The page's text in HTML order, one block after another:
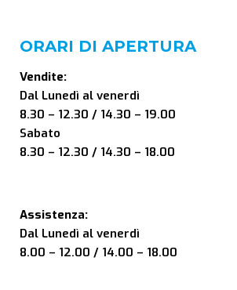
ORARI DI APERTURA
Vendite:
Dal Lunedì al venerdì
8.30 – 12.30 / 14.30 – 19.00
Sabato
8.30 – 12.30 / 14.30 – 18.00
Assistenza:
Dal Lunedì al venerdì
8.00 – 12.00 / 14.00 – 18.00